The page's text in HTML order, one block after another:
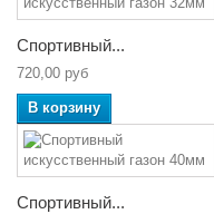
Спортивный...
720,00 руб
В корзину
Спортивный...